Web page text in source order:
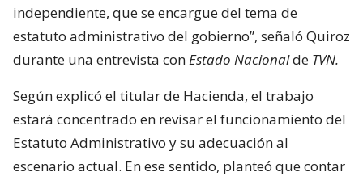
independiente, que se encargue del tema de
estatuto administrativo del gobierno”, señaló Quiroz
durante una entrevista con Estado Nacionalde TVN.
Según explicó el titular de Hacienda, el trabajo
estará concentrado en revisar el funcionamiento del
Estatuto Administrativo y su adecuación al
escenario actual. En ese sentido, planteó que contar